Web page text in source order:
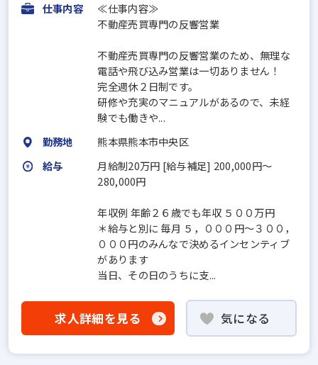
仕事内容
≪仕事内容≫
不動産売買専門の反響営業
不動産売買専門の反響営業のため、無理な
電話や飛び込み営業は一切ありません！
完全週休２日制です。
研修や充実のマニュアルがあるので、未経
験でも働きや...
勤務地
熊本県熊本市中央区
給与
月給制20万円 [給与補足] 200,000円〜
280,000円
年収例 年齢２６歳でも年収 ５００万円
＊給与と別に 毎月 ５，０００円〜３００，
０００円のみんなで決めるインセンティブ
があります
当日、その日のうちに支...
求人詳細を見る 気になる